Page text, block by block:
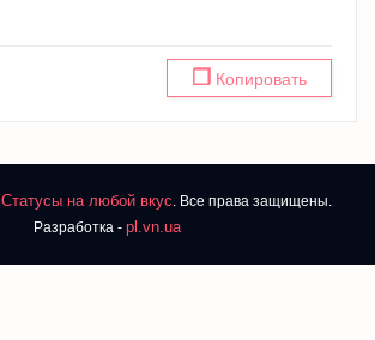
❐ Копировать
Статусы на любой вкус. Все права защищены.
Разработка - pl.vn.ua